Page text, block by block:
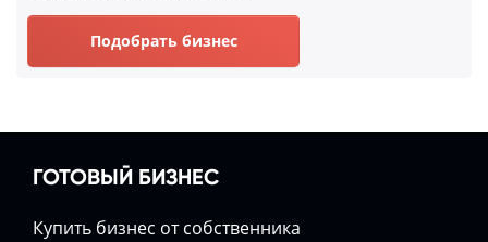
Подобрать бизнес
ГОТОВЫЙ БИЗНЕС
Купить бизнес от собственника